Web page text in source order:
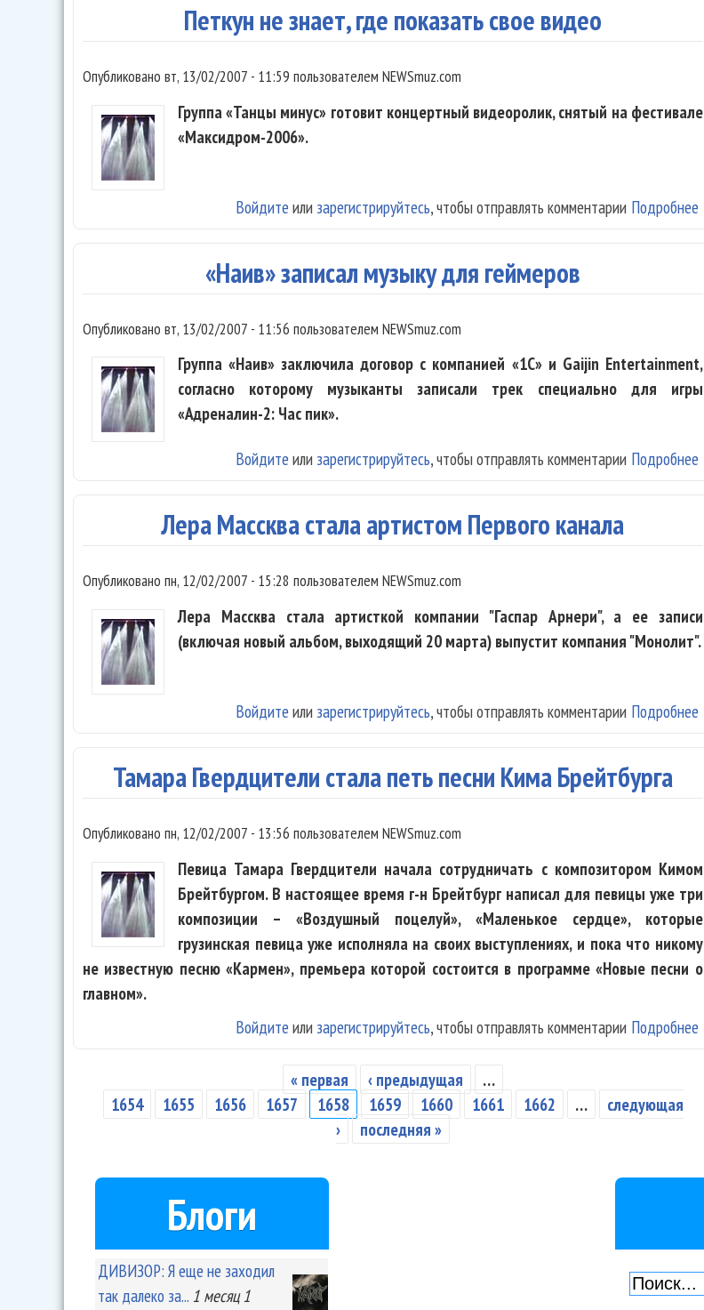
Петкун не знает, где показать свое видео
Опубликовано вт, 13/02/2007 - 11:59 пользователем NEWSmuz.com
Группа «Танцы минус» готовит концертный видеоролик, снятый на фестивале
«Максидром-2006».
Подробнее
Войдите или зарегистрируйтесь, чтобы отправлять комментарии
«Наив» записал музыку для геймеров
Опубликовано вт, 13/02/2007 - 11:56 пользователем NEWSmuz.com
Группа «Наив» заключила договор с компанией «1С» и Gaijin Entertainment,
согласно которому музыканты записали трек специально для игры
«Адреналин-2: Час пик».
Подробнее
Войдите или зарегистрируйтесь, чтобы отправлять комментарии
Лера Массква стала артистом Первого канала
Опубликовано пн, 12/02/2007 - 15:28 пользователем NEWSmuz.com
Лера Массква стала артисткой компании "Гаспар Арнери", а ее записи
(включая новый альбом, выходящий 20 марта) выпустит компания "Монолит".
Подробнее
Войдите или зарегистрируйтесь, чтобы отправлять комментарии
Тамара Гвердцители стала петь песни Кима Брейтбурга
Опубликовано пн, 12/02/2007 - 13:56 пользователем NEWSmuz.com
Певица Тамара Гвердцители начала сотрудничать с композитором Кимом
Брейтбургом. В настоящее время г-н Брейтбург написал для певицы уже три
композиции – «Воздушный поцелуй», «Маленькое сердце», которые
грузинская певица уже исполняла на своих выступлениях, и пока что никому
не известную песню «Кармен», премьера которой состоится в программе «Новые песни о
главном».
Подробнее
Войдите или зарегистрируйтесь, чтобы отправлять комментарии
Страницы
« первая ‹ предыдущая
…
1654
1655 1656 1657 1658 1659 1660 1661 1662 …
следующая
›
последняя »
Блоги
ДИВИЗОР: Я еще не заходил
так далеко за... 1 месяц 1